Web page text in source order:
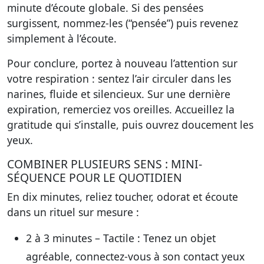
minute d’écoute globale. Si des pensées
surgissent, nommez-les (“pensée”) puis revenez
simplement à l’écoute.
Pour conclure, portez à nouveau l’attention sur
votre respiration : sentez l’air circuler dans les
narines, fluide et silencieux. Sur une dernière
expiration, remerciez vos oreilles. Accueillez la
gratitude qui s’installe, puis ouvrez doucement les
yeux.
COMBINER PLUSIEURS SENS : MINI-
SÉQUENCE POUR LE QUOTIDIEN
En dix minutes, reliez toucher, odorat et écoute
dans un rituel sur mesure :
2 à 3 minutes – Tactile : Tenez un objet
agréable, connectez-vous à son contact yeux